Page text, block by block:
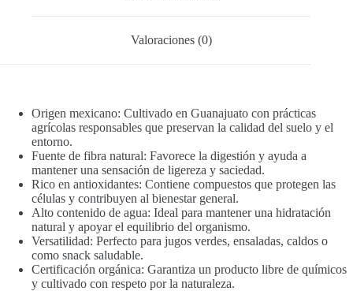
Valoraciones (0)
Origen mexicano: Cultivado en Guanajuato con prácticas
agrícolas responsables que preservan la calidad del suelo y el
entorno.
Fuente de fibra natural: Favorece la digestión y ayuda a
mantener una sensación de ligereza y saciedad.
Rico en antioxidantes: Contiene compuestos que protegen las
células y contribuyen al bienestar general.
Alto contenido de agua: Ideal para mantener una hidratación
natural y apoyar el equilibrio del organismo.
Versatilidad: Perfecto para jugos verdes, ensaladas, caldos o
como snack saludable.
Certificación orgánica: Garantiza un producto libre de químicos
y cultivado con respeto por la naturaleza.